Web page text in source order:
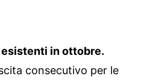
esistenti in ottobre.
consecutivo per le